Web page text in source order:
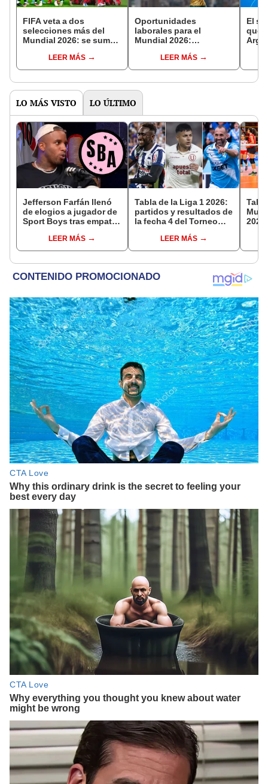
FIFA veta a dos
selecciones más del
Mundial 2026: se suman
LEER MÁS
Oportunidades
laborales para el
Mundial 2026:
aplicar a estos trabajos
en Estados Unidos
LEER MÁS
El
que
LO MÁS VISTO LO ÚLTIMO
Jefferson Farfán llenó
de elogios a jugador de
Sport Boys tras empate
"Ojalá puedas volver
pronto a tu casa"
LEER MÁS
Tabla de la Liga 1 2026:
partidos y resultados de
la fecha 4 del Torneo
del Acumulado
LEER MÁS